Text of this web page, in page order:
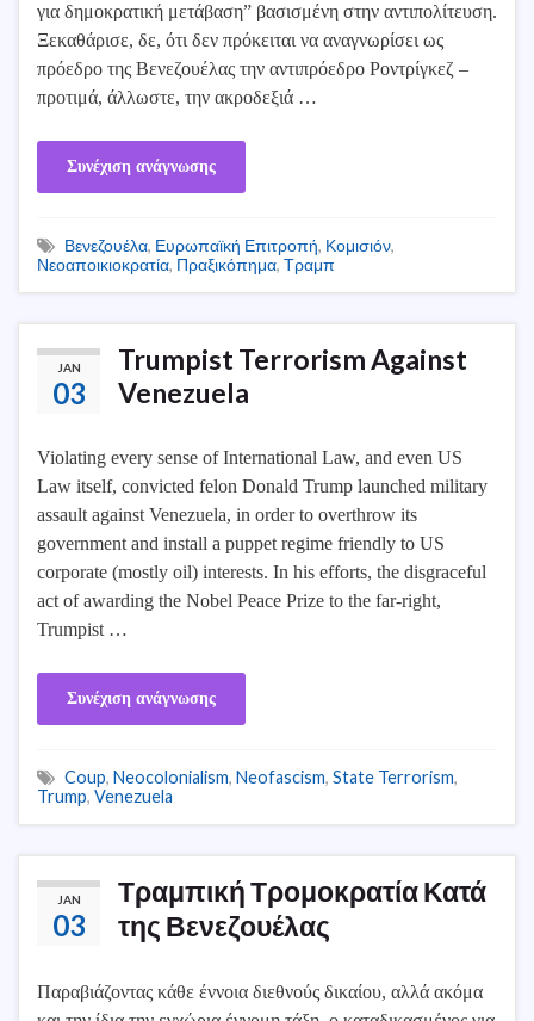
για δημοκρατική μετάβαση” βασισμένη στην αντιπολίτευση.
Ξεκαθάρισε, δε, ότι δεν πρόκειται να αναγνωρίσει ως
πρόεδρο της Βενεζουέλας την αντιπρόεδρο Ροντρίγκεζ –
προτιμά, άλλωστε, την ακροδεξιά …
Συνέχιση ανάγνωσης
Βενεζουέλα, Ευρωπαϊκή Επιτροπή, Κομισιόν,
Νεοαποικιοκρατία, Πραξικόπημα, Τραμπ
JAN
03
Trumpist Terrorism Against
Venezuela
Violating every sense of International Law, and even US
Law itself, convicted felon Donald Trump launched military
assault against Venezuela, in order to overthrow its
government and install a puppet regime friendly to US
corporate (mostly oil) interests. In his efforts, the disgraceful
act of awarding the Nobel Peace Prize to the far-right,
Trumpist …
Συνέχιση ανάγνωσης
Coup, Neocolonialism, Neofascism, State Terrorism,
Trump, Venezuela
JAN
03
Τραμπική Τρομοκρατία Κατά
της Βενεζουέλας
Παραβιάζοντας κάθε έννοια διεθνούς δικαίου, αλλά ακόμα